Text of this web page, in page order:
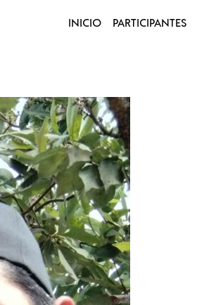
INICIO PARTICIPANTES